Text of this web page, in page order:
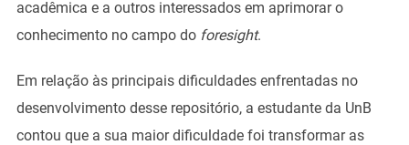
acadêmica e a outros interessados em aprimorar o
conhecimento no campo do foresight.
Em relação às principais dificuldades enfrentadas no
desenvolvimento desse repositório, a estudante da UnB
contou que a sua maior dificuldade foi transformar as